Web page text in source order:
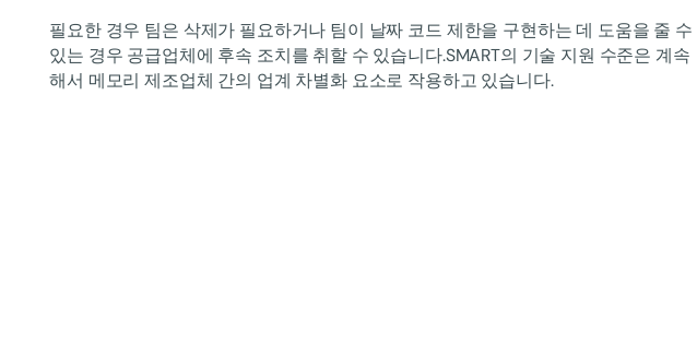
필요한 경우 팀은 삭제가 필요하거나 팀이 날짜 코드 제한을 구현하는 데 도움을 줄 수
있는 경우 공급업체에 후속 조치를 취할 수 있습니다.SMART의 기술 지원 수준은 계속
해서 메모리 제조업체 간의 업계 차별화 요소로 작용하고 있습니다.